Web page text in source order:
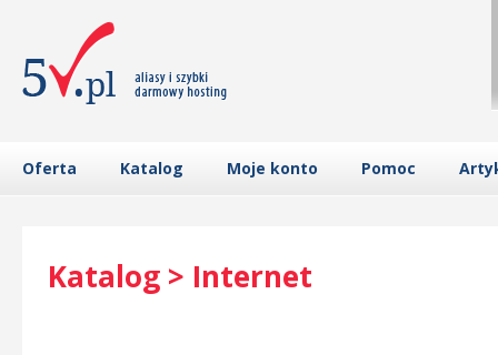
Oferta Katalog Moje konto Pomoc
Katalog > Internet